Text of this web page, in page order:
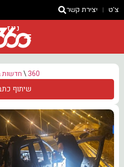
צ'ט יצירת קשר
ניוז
360
\חדשות
שיתוף